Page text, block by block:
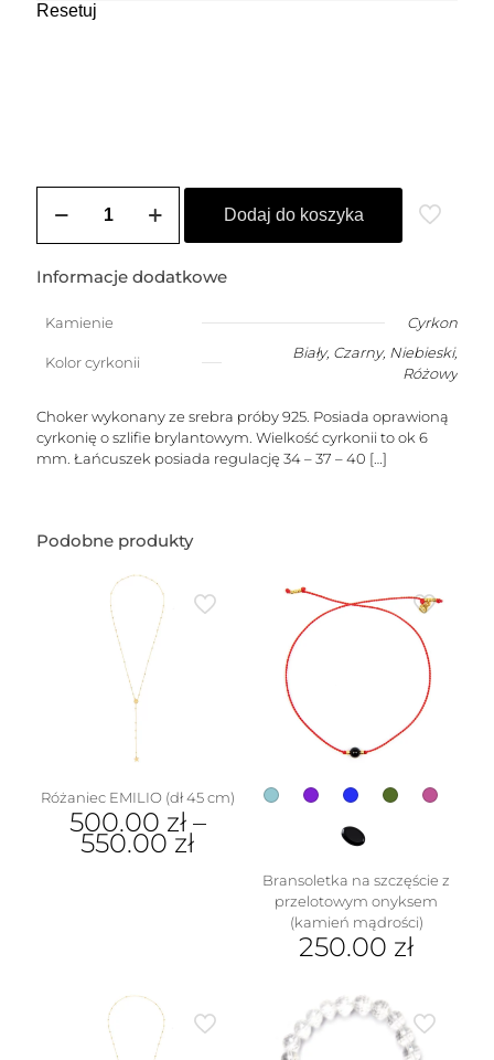
Resetuj
Choker
(6
Dodaj do koszyka
Informacje dodatkowe
Kamienie Cyrkon
Kolor cyrkonii
Biały, Czarny, Niebieski,
Różowy
Choker wykonany ze srebra próby 925. Posiada oprawioną
cyrkonię o szlifie brylantowym. Wielkość cyrkonii to ok 6
mm. Łańcuszek posiada regulację 34 – 37 – 40 […]
Podobne produkty
Różaniec EMILIO (dł 45 cm)
500.00 zł–
550.00 zł
można
wybrać
Bransoletka na szczęście z
przelotowym onyksem
(kamień mądrości)
250.00 zł
produkt
ma